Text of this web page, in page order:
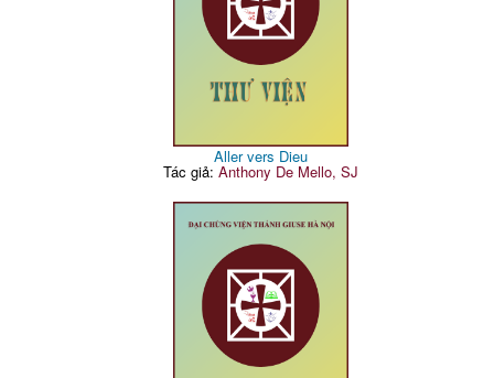
Aller vers Dieu
Tác giả: Anthony De Mello, SJ